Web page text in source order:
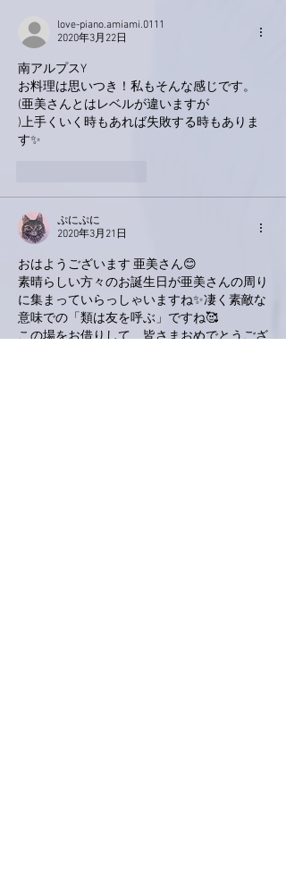
love-piano.amiami.0111
2020年3月22日
南アルプスY
お料理は思いつき！私もそんな感じです。
(亜美さんとはレベルが違いますが
)上手くいく時もあれば失敗する時もありま
す✨
ぷにぷに
2020年3月21日
おはようございます 亜美さん😊
素晴らしい方々のお誕生日が亜美さんの周り
に集まっていらっしゃいますね✨凄く素敵な
意味での「類は友を呼ぶ」ですね🥰
この場をお借りして、皆さまおめでとうござ